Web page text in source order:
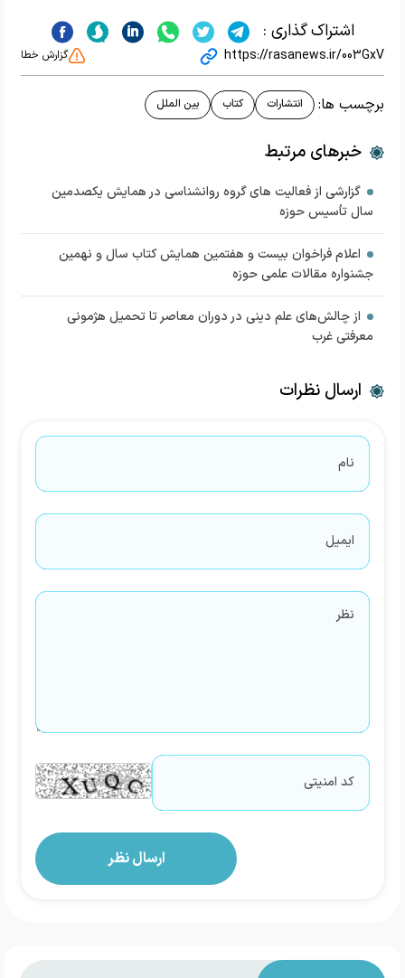
اشتراک گذاری :
https://rasanews.ir/003GxV گزارش خطا
برچسب ها: انتشارات کتاب بین الملل
خبرهای مرتبط
گزارشی از فعالیت های گروه روانشناسی در همایش یکصدمین
سال تأسیس حوزه
اعلام فراخوان بیست و هفتمین همایش کتاب سال و نهمین
جشنواره مقالات علمی حوزه
از چالش‌های علم دینی در دوران معاصر تا تحمیل هژمونی
معرفتی غرب
ارسال نظرات